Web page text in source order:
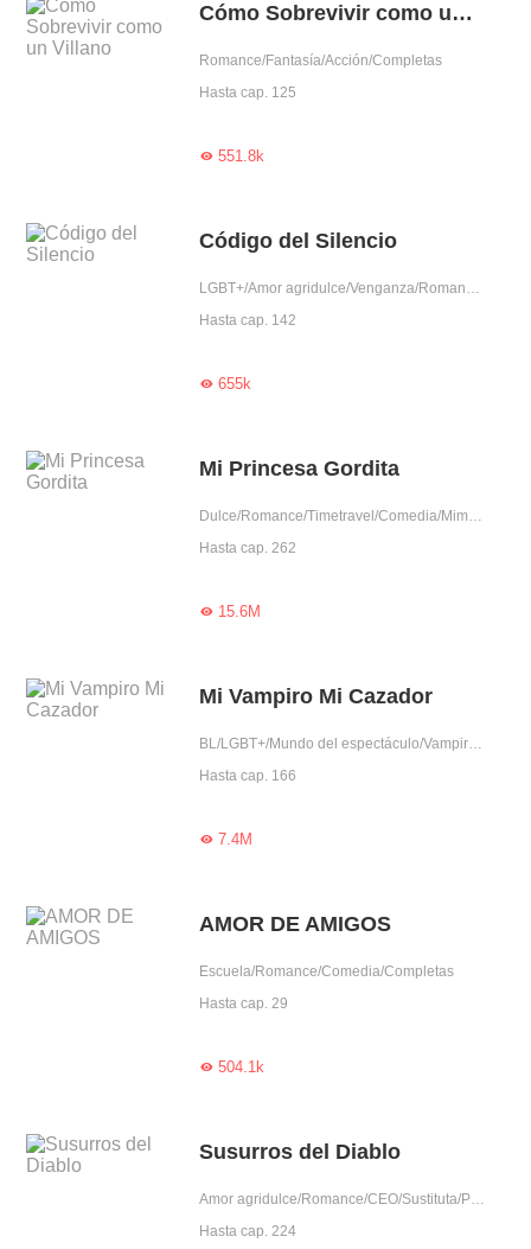
Cómo Sobrevivir como un Villano
Romance/Fantasía/Acción/Completas
Hasta cap. 125
551.8k
Código del Silencio
LGBT+/Amor agridulce/Venganza/Romance/Cría Tu Amor/Predestinado/Auto superación
Hasta cap. 142
655k
Mi Princesa Gordita
Dulce/Romance/Timetravel/Comedia/Mimo exclusivo/Mujer poderosa/Adorable/Príncipe/Grandes Curvas
Hasta cap. 262
15.6M
Mi Vampiro Mi Cazador
BL/LGBT+/Mundo del espectáculo/Vampiro/Encantador
Hasta cap. 166
7.4M
AMOR DE AMIGOS
Escuela/Romance/Comedia/Completas
Hasta cap. 29
504.1k
Susurros del Diablo
Amor agridulce/Romance/CEO/Sustituta/Posesivo
Hasta cap. 224